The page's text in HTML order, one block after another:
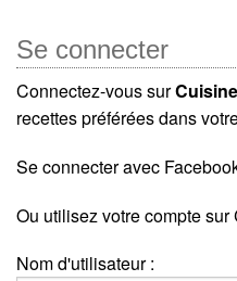
Se connecter
Connectez-vous sur
recettes préférées dans
Se connecter avec
Ou utilisez votre compte sur
Nom d'utilisateur :